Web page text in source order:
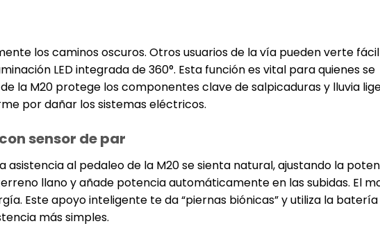
los caminos oscuros. Otros usuarios de la vía pueden verte
LED integrada de 360°. Esta función es vital para quienes se
la M20 protege los componentes clave de salpicaduras y lluvia
por dañar los sistemas eléctricos.
sensor de par
asistencia al pedaleo de la M20 se sienta natural, ajustando la
llano y añade potencia automáticamente en las subidas. El
Este apoyo inteligente te da “piernas biónicas” y utiliza la
más simples.